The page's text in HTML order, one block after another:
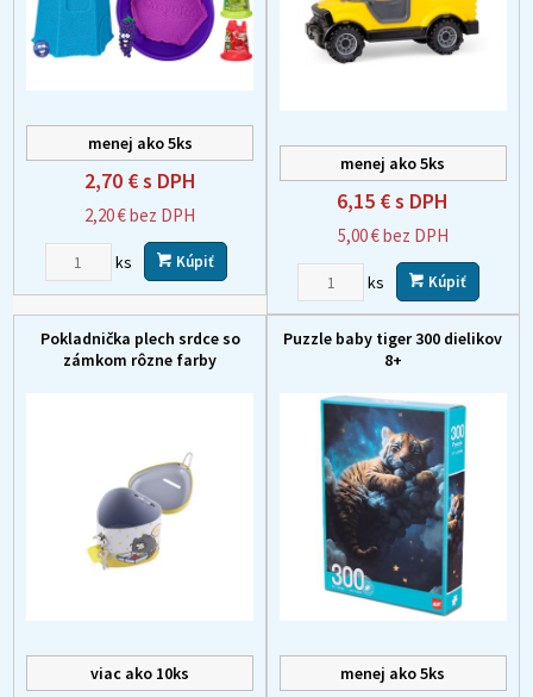
menej ako 5ks
2,70 €s DPH
2,20 €bez DPH
ks Kúpiť
menej ako 5ks
6,15 €s DPH
5,00 €bez DPH
ks Kúpiť
Pokladnička plech srdce so
zámkom rôzne farby
viac ako 10ks
Puzzle baby tiger 300 dielikov
8+
menej ako 5ks